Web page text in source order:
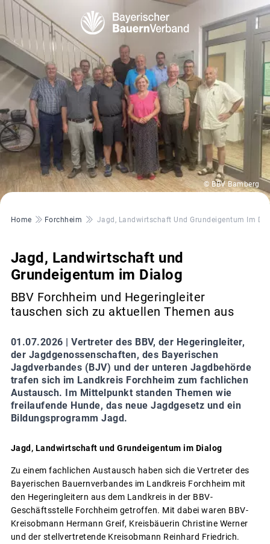
© BBV Bamberg
Pfadnavigation
Home Forchheim Jagd, Landwirtschaft Und Grundeigentum Im
Jagd, Landwirtschaft und
Grundeigentum im Dialog
BBV Forchheim und Hegeringleiter
tauschen sich zu aktuellen Themen aus
01.07.2026 | Vertreter des BBV, der Hegeringleiter,
der Jagdgenossenschaften, des Bayerischen
Jagdverbandes (BJV) und der unteren Jagdbehörde
trafen sich im Landkreis Forchheim zum fachlichen
Austausch. Im Mittelpunkt standen Themen wie
freilaufende Hunde, das neue Jagdgesetz und ein
Bildungsprogramm Jagd.
Jagd, Landwirtschaft und Grundeigentum im Dialog
Zu einem fachlichen Austausch haben sich die Vertreter des
Bayerischen Bauernverbandes im Landkreis Forchheim mit
den Hegeringleitern aus dem Landkreis in der BBV-
Geschäftsstelle Forchheim getroffen. Mit dabei waren BBV-
Kreisobmann Hermann Greif, Kreisbäuerin Christine Werner
und der stellvertretende Kreisobmann Reinhard Friedrich.